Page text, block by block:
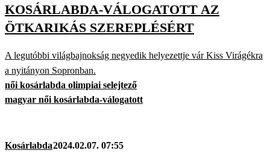
KOSÁRLABDA-VÁLOGATOTT AZ
ÖTKARIKÁS SZEREPLÉSÉRT
A legutóbbi világbajnokság negyedik helyezettje vár Kiss Virágékra
a nyitányon Sopronban.
női kosárlabda olimpiai selejtező
magyar női kosárlabda-válogatott
Kosárlabda2024.02.07. 07:55